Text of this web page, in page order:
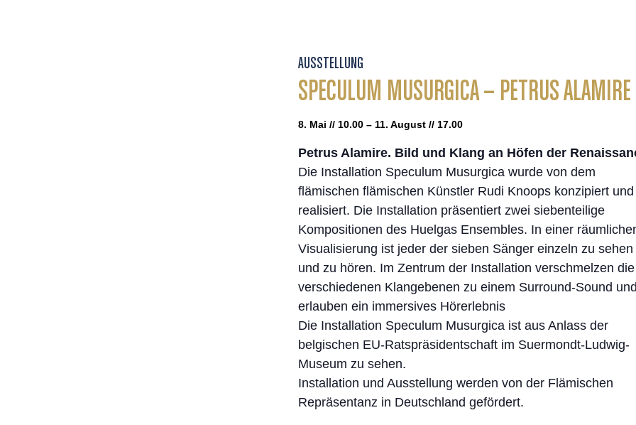
AUSSTELLUNG
SPECULUM MUSURGICA – PETRUS ALAMIRE
8. Mai // 10.00 – 11. August // 17.00
Petrus Alamire. Bild und Klang an Höfen der
Die Installation Speculum Musurgica wurde von dem
flämischen flämischen Künstler Rudi Knoops konzipiert und
realisiert. Die Installation präsentiert zwei siebenteilige
Kompositionen des Huelgas Ensembles. In einer
Visualisierung ist jeder der sieben Sänger einzeln zu sehen
und zu hören. Im Zentrum der Installation verschmelzen die
verschiedenen Klangebenen zu einem Surround-Sound
erlauben ein immersives Hörerlebnis
Die Installation Speculum Musurgica ist aus Anlass der
belgischen EU-Ratspräsidentschaft im Suermondt-Ludwig-
Museum zu sehen.
Installation und Ausstellung werden von der Flämischen
Repräsentanz in Deutschland gefördert.